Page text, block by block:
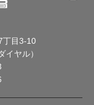
丁目3-10
ヤル）